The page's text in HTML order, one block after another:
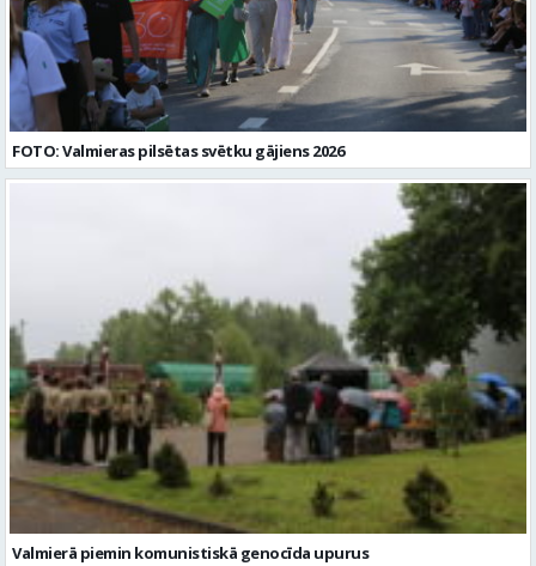
-4730, e-pasts: info@strencupns.lv. Papildu informāciju par
personas datu apstrādi jūs varat iegūt interneta mājas
lapā: https://strencupns.lv/ Profesija: AUDIOLOGOPĒDS Darba
vietas adrese: LATVIJA, Valkas iela 11, Strenči, Valmieras nov. Slodze:
Viena vesela slodze Darbības joma: Veselības aprūpe / Sociālā
aprūpe Pieteikto vietu skaits: 1 Aktuāla līdz: 2026-08-23
Kontaktpersona: CV sūtīt uz e- pastu: vakances@strencupns.lv
FOTO: Valmieras pilsētas svētku gājiens 2026
Valmierā piemin komunistiskā genocīda upurus